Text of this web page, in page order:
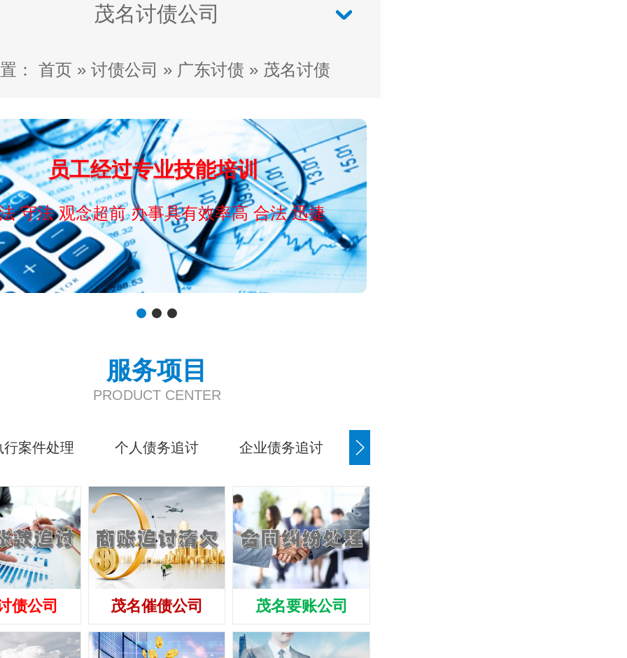
茂名讨债公司
： 首页 » 讨债公司 » 广东讨债 » 茂名讨债
员工经过专业技能培训
守法 观念超前 办事具有效率高 合法 迅捷
服务项目
PRODUCT CENTER
行案件处理 个人债务追讨 企业债务追讨 商账追讨清欠
债公司 茂名催债公司 茂名要账公司